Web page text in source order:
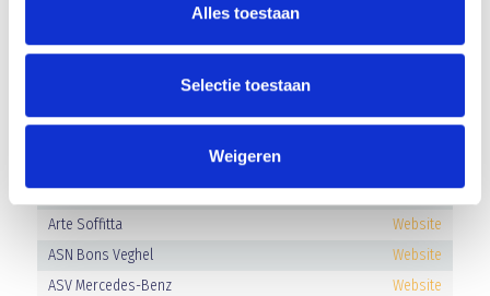
Alles toestaan
Selectie toestaan
Weigeren
BUSINESS CLUB A-LEDEN
A.J. van der Linden
Website
Arte Soffitta
Website
ASN Bons Veghel
Website
ASV Mercedes-Benz
Website